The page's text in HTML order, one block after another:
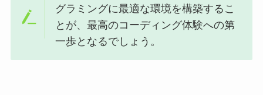
グラミングに最適な環境を構築するこ
とが、最高のコーディング体験への第
一歩となるでしょう。